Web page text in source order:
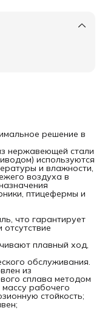
решение в
нержавеющей стали
используются
и влажности,
воздуха в
птицефермы и
что гарантирует
плавный ход,
обслуживания.
из
сплава методом
рабочего
стойкость;